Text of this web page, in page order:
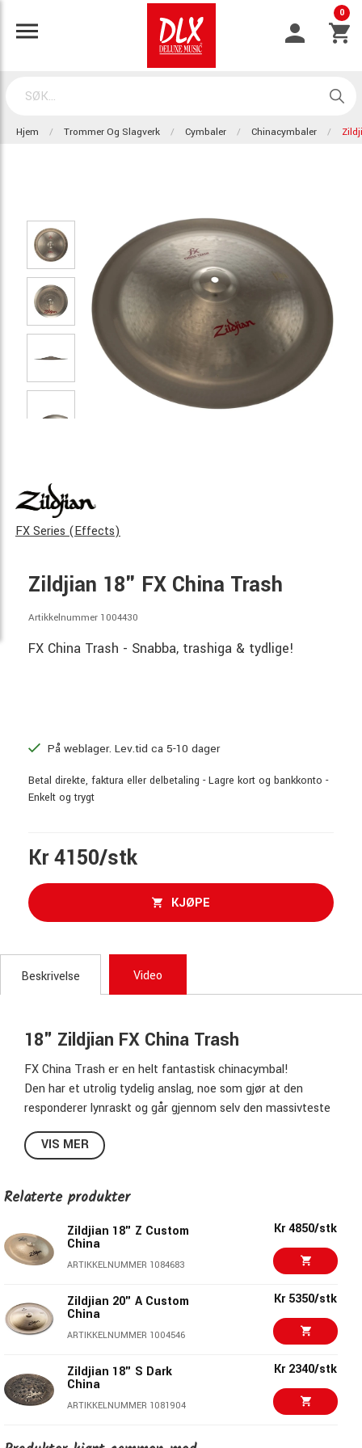
0
Hjem Trommer Og Slagverk Cymbaler Chinacymbaler
FX Series (Effects)
Zildjian 18" FX China Trash
Artikkelnummer 1004430
FX China Trash - Snabba, trashiga & tydlige!
På weblager. Lev.tid ca 5-10 dager
Betal direkte, faktura eller delbetaling - Lagre kort og bankkonto -
Enkelt og trygt
Kr 4150/stk
KJØPE
Beskrivelse Video
18" Zildjian FX China Trash
FX China Trash er en helt fantastisk chinacymbal!
Den har et utrolig tydelig anslag, noe som gjør at den
responderer lynraskt og går gjennom selv den massivteste
veggen av forvrengte gitarer. I lydbildet er den utrolig rask
og trashy.
Spesifikasjoner:
Størrelse:18"
Modell:FX China Trash
Legering:Zildjians Secret Family B20 Alloy
Zildjians Art.nr:A0618
Zildjian FX - Masse kule
effektcymbaler!
effektcymbaler!
VIS MER
Relaterte produkter
Zildjian 18" Z Custom
China
ARTIKKELNUMMER 1084683
Kr 4850/stk
Zildjian 20" A Custom
China
ARTIKKELNUMMER 1004546
Kr 5350/stk
Zildjian 18" S Dark
China
ARTIKKELNUMMER 1081904
Kr 2340/stk
Zildjian 20" Z Custom